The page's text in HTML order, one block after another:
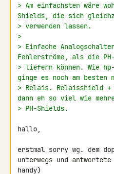
> Am einfachsten wäre
Shields, die sich
> verwenden lassen.
>
> Einfache
Fehlerströme, als die PH-
> liefern können. Wie
ginge es noch am besten
> Relais. Relaisshield +
dann eh so viel wie
> PH-Shields.
hallo,
erstmal sorry wg. dem
unterwegs und antwortete
handy)